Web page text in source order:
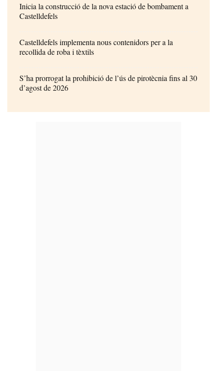
Inicia la construcció de la nova estació de bombament a
Castelldefels
Castelldefels implementa nous contenidors per a la
recollida de roba i tèxtils
S’ha prorrogat la prohibició de l’ús de pirotècnia fins al 30
d’agost de 2026